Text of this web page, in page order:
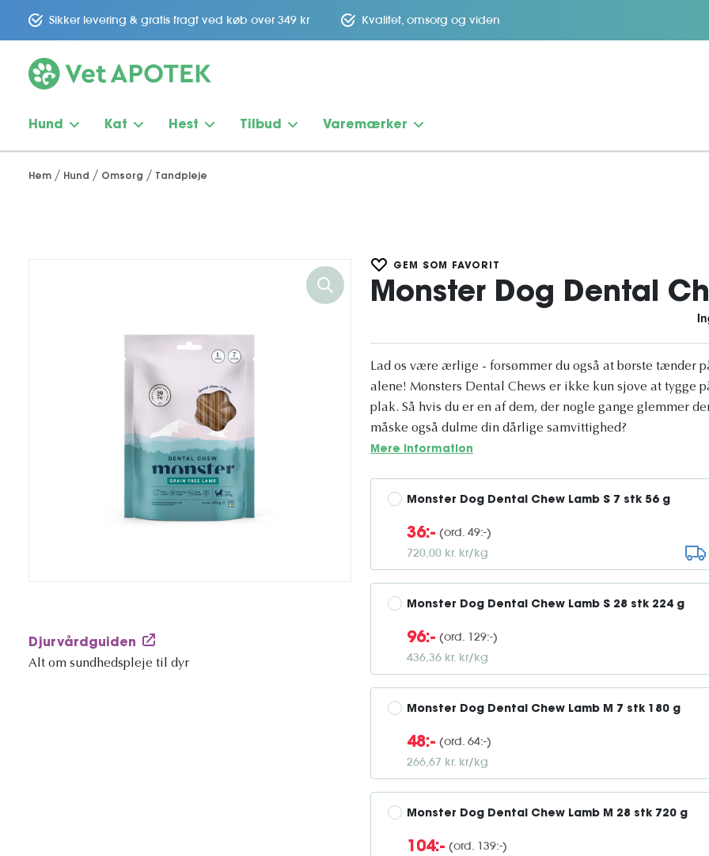
Sikker levering & gratis fragt ved køb over 349 kr Kvalitet, omsorg og viden
Hund Kat Hest Tilbud Varemærker
Hem Hund Omsorg Tandpleje
Djurvårdguiden
Alt om sundhedspleje til dyr
GEM SOM FAVORIT
Monster Dog Dental
Lad os være ærlige - forsømmer du også at børste tænder
alene! Monsters Dental Chews er ikke kun sjove at tygge
plak. Så hvis du er en af ​​dem, der nogle gange glemmer
måske også dulme din dårlige samvittighed?
Mere information
Monster Dog Dental Chew Lamb S 7 stk 56 g
36:- (ord. 49:-)
720,00 kr. kr/kg
Monster Dog Dental Chew Lamb S 28 stk 224 g
96:- (ord. 129:-)
436,36 kr. kr/kg
Monster Dog Dental Chew Lamb M 7 stk 180 g
48:- (ord. 64:-)
266,67 kr. kr/kg
Monster Dog Dental Chew Lamb M 28 stk 720 g
104:- (ord. 139:-)